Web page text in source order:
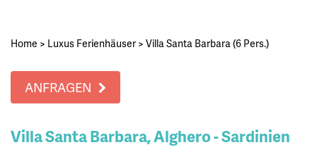
Home > Luxus Ferienhäuser > Villa Santa Barbara (6 Pers.)
ANFRAGEN
Villa Santa Barbara, Alghero - Sardinien